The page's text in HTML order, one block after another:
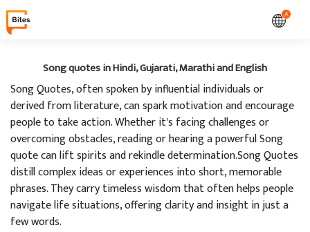
A
Song quotes in Hindi, Gujarati, Marathi and English
Song Quotes, often spoken by influential individuals or
derived from literature, can spark motivation and encourage
people to take action. Whether it's facing challenges or
overcoming obstacles, reading or hearing a powerful Song
quote can lift spirits and rekindle determination.Song Quotes
distill complex ideas or experiences into short, memorable
phrases. They carry timeless wisdom that often helps people
navigate life situations, offering clarity and insight in just a
few words.